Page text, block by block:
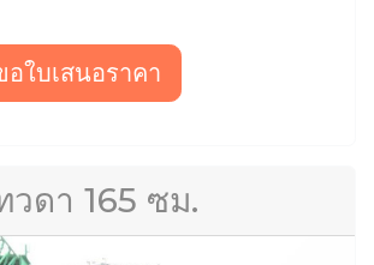
ใบเสนอราคา
วดา 165 ซม.